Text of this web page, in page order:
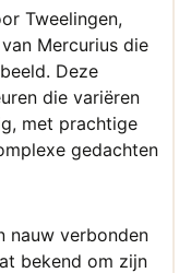
Tweelingen,
Mercurius die
Deze
die variëren
met prachtige
gedachten
nauw verbonden
bekend om zijn